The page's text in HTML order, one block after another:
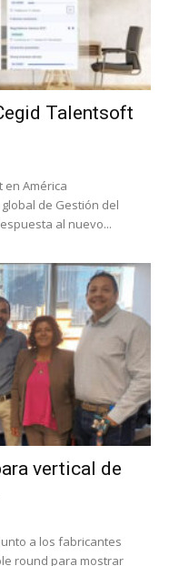
Talentsoft
en América
de Gestión del
al nuevo...
vertical de
a los fabricantes
round para mostrar